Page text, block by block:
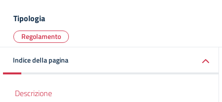
Tipologia
Regolamento
Indice della pagina
Descrizione